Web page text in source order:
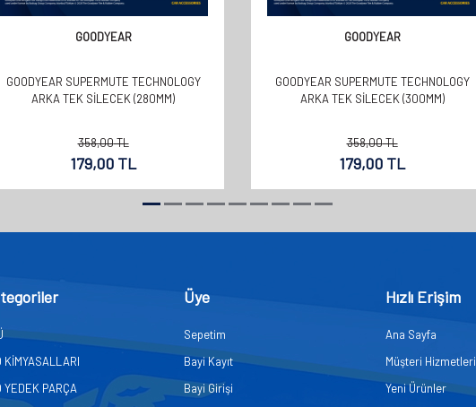
GOODYEAR
GOODYEAR SUPERMUTE TECHNOLOGY
ARKA TEK SİLECEK (280MM)
358,00TL
179,00 TL
GOODYEAR
GOODYEAR SUPERMUTE TECHNOLOGY
ARKA TEK SİLECEK (300MM)
358,00TL
179,00 TL
KİMYASALLARI
YEDEK PARÇA
Üye
Sepetim
Bayi Kayıt
Bayi Girişi
Hızlı Erişim
Ana Sayfa
Müşteri Hizmetleri
Yeni Ürünler